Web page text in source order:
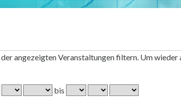
angezeigten Veranstaltungen filtern. Um wieder
bis